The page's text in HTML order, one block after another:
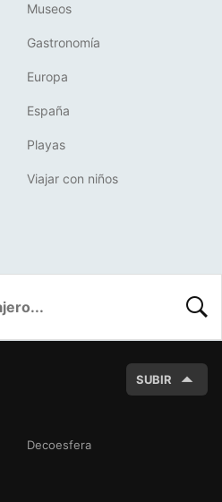
Museos
Gastronomía
Europa
España
Playas
Viajar con niños
SUBIR
Decoesfera